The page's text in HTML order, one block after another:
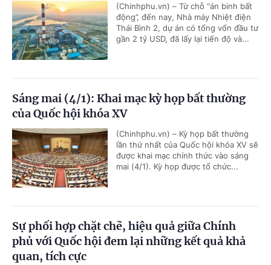
(Chinhphu.vn) – Từ chỗ “án binh bất
động”, đến nay, Nhà máy Nhiệt điện
Thái Bình 2, dự án có tổng vốn đầu tư
gần 2 tỷ USD, đã lấy lại tiến độ và...
Sáng mai (4/1): Khai mạc kỳ họp bất thường
của Quốc hội khóa XV
(Chinhphu.vn) – Kỳ họp bất thường
lần thứ nhất của Quốc hội khóa XV sẽ
được khai mạc chính thức vào sáng
mai (4/1). Kỳ họp được tổ chức...
Sự phối hợp chặt chẽ, hiệu quả giữa Chính
phủ với Quốc hội đem lại những kết quả khả
quan, tích cực